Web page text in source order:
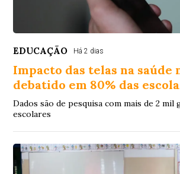
EDUCAÇÃO Há 2 dias
Impacto das telas na saúde
debatido em 80% das
Dados são de pesquisa com mais de 2 mil
escolares